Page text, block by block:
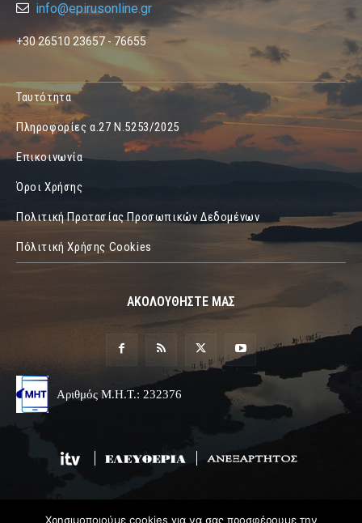
info@epirusonline.gr
+30 26510 23657 - 76655
Ταυτότητα
Πληροφορίες α.27 Ν.5253/2025
Επικοινωνία
Όροι Χρήσης
Πολιτική Προτασίας Προσωπικών Δεδομένων
Πόλιτική Χρήσης Cookies
ΑΚΟΛΟΥΘΗΣΤΕ ΜΑΣ
Αριθμός Μ.Η.Τ.: 232376
Χρησιμοποιούμε cookies για να σας προσφέρουμε την